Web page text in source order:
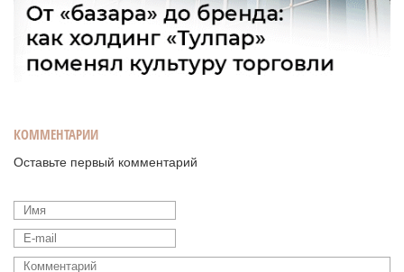
КОММЕНТАРИИ
Оставьте первый комментарий